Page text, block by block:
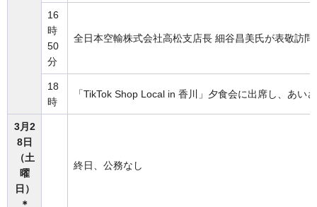
16
時
50
分
全日本空輸株式会社高松支店長 細谷昌美氏が表敬訪問
18
時
「TikTok Shop Local in 香川」夕食会に出席し、あい
3月2
8日
（土
曜
日）
＊
終日、公務なし